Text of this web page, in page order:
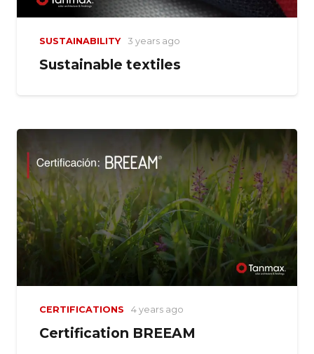
SUSTAINABILITY 3 years ago
Sustainable textiles
CERTIFICATIONS 4 years ago
Certification BREEAM